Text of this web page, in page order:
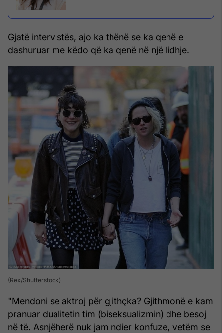
Gjatë intervistës, ajo ka thënë se ka qenë e
dashuruar me këdo që ka qenë në një lidhje.
(Rex/Shutterstock)
"Mendoni se aktroj për gjithçka? Gjithmonë e kam
pranuar dualitetin tim (biseksualizmin) dhe besoj
në të. Asnjëherë nuk jam ndier konfuze, vetëm se